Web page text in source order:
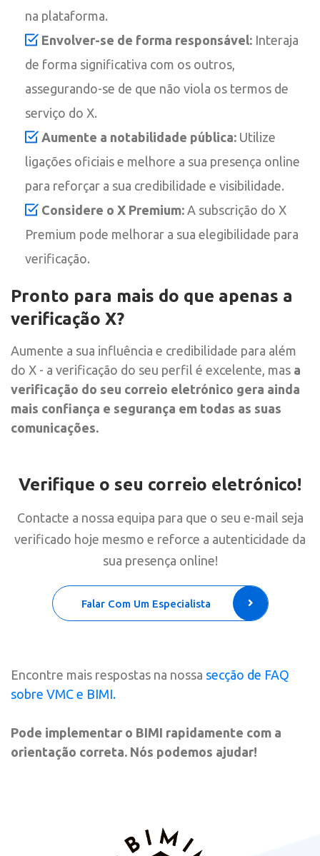
na plataforma.
Envolver-se de forma responsável: Interaja
de forma significativa com os outros,
assegurando-se de que não viola os termos de
serviço do X.
Aumente a notabilidade pública: Utilize
ligações oficiais e melhore a sua presença online
para reforçar a sua credibilidade e visibilidade.
Considere o X Premium: A subscrição do X
Premium pode melhorar a sua elegibilidade para
verificação.
Pronto para mais do que apenas a
verificação X?
Aumente a sua influência e credibilidade para além
do X - a verificação do seu perfil é excelente, mas a
verificação do seu correio eletrónico gera ainda
mais confiança e segurança em todas as suas
comunicações.
Verifique o seu correio eletrónico!
Contacte a nossa equipa para que o seu e-mail seja
verificado hoje mesmo e reforce a autenticidade da
sua presença online!
Falar Com Um Especialista
Encontre mais respostas na nossa secção de FAQ
sobre VMC e BIMI.
Pode implementar o BIMI rapidamente com a
orientação correta. Nós podemos ajudar!